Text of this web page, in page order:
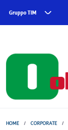
Gruppo TIM
HOME / CORPORATE /